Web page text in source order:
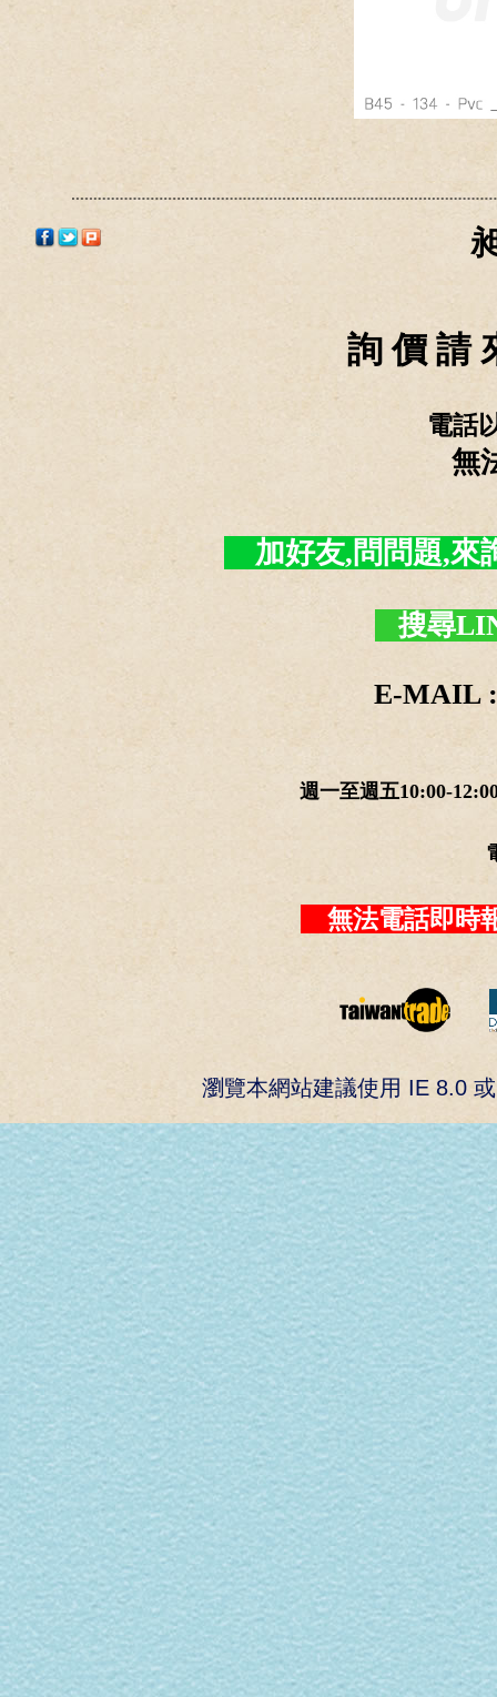
詢 價 請
電話
無
加好友,問問題,來
搜尋
E-MAIL :
週一至週五10:00-
無法電話即
瀏覽本網站建議使用 IE 8.0